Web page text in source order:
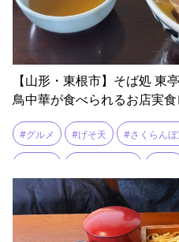
【山形・東根市】そば処 東
鳥中華が食べられるお店実
#グルメ #げそ天 #さくらん